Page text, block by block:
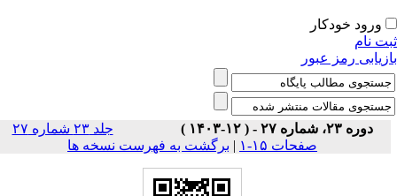
ورود خودکار
نام
رمز عبور
دوره ۲۳، شماره ۲۷ - ( ۱۲-۱۴۰۳ )
جلد ۲۳ شماره ۲۷
صفحات ۱۵-۱
| برگشت به فهرست نسخه ها